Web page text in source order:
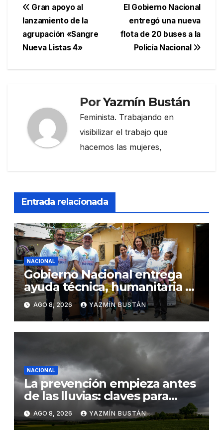
Navegación
de
entradas
El Gobierno Nacional
entregó una nueva
flota de 20 buses a la
Policía Nacional
Gran apoyo al
lanzamiento de la
agrupación «Sangre
Nueva Listas 4»
PorYazmín Bustán
Feminista. Trabajando en
visibilizar el trabajo que
hacemos las mujeres,
Entrada relacionada
NACIONAL
Gobierno Nacional entrega
ayuda técnica, humanitaria y
Bono Joaquín Gallegos Lara a
familia en situación de
vulnerabilidad
AGO 8, 2026 YAZMÍN BUSTÁN
NACIONAL
La prevención empieza antes
de las lluvias: claves para
proteger los cultivos frente a
El Niño
AGO 8, 2026 YAZMÍN BUSTÁN